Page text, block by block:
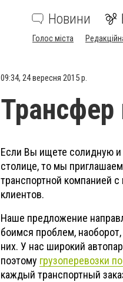
Новини
Голос міста
09:34, 24 вересня 2015 р.
Трансфер
Если Вы ищете солидную
столице, то мы
транспортной компанией
клиентов.
Наше предложение
боимся проблем,
них. У нас широкий
поэтому грузоперевозки
каждый транспортный